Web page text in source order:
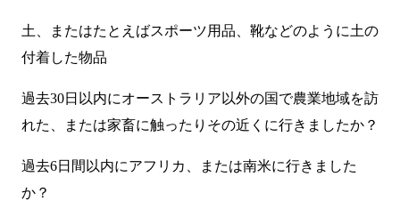
土、またはたとえばスポーツ用品、靴などのように土の
付着した物品
過去30日以内にオーストラリア以外の国で農業地域を訪
れた、または家畜に触ったりその近くに行きましたか？
過去6日間以内にアフリカ、または南米に行きました
か？